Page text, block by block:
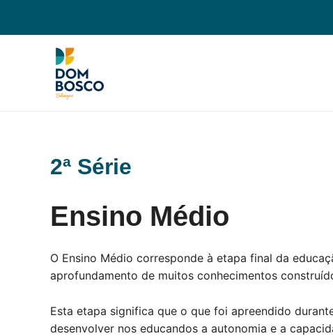
2ª Série
Ensino Médio
O Ensino Médio corresponde à etapa final da
aprofundamento de muitos conhecimentos
Esta etapa significa que o que foi apreendido
desenvolver nos educandos a autonomia e a